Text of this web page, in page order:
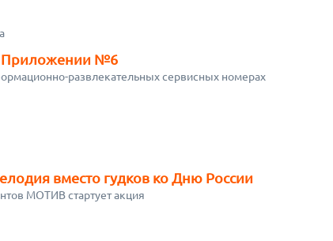
Приложении №6
развлекательных сервисных номерах
вместо гудков ко Дню России
МОТИВ стартует акция